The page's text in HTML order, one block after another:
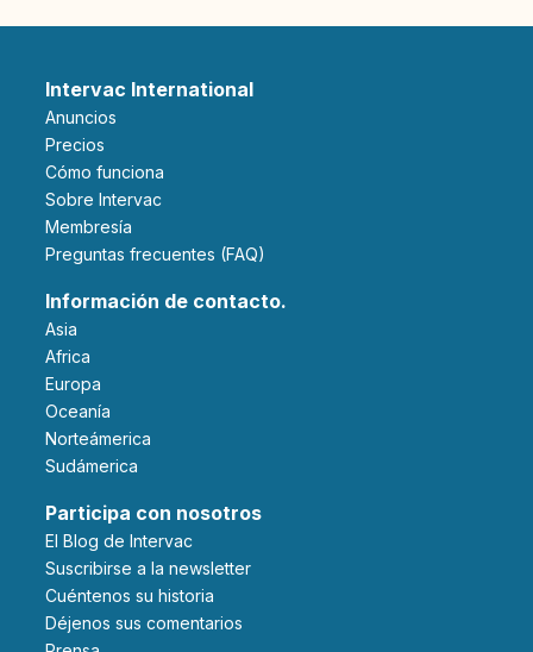
Intervac International
Anuncios
Precios
Cómo funciona
Sobre Intervac
Membresía
Preguntas frecuentes (FAQ)
Información de contacto.
Asia
Africa
Europa
Oceanía
Norteámerica
Sudámerica
Participa con nosotros
El Blog de Intervac
Suscribirse a la newsletter
Cuéntenos su historia
Déjenos sus comentarios